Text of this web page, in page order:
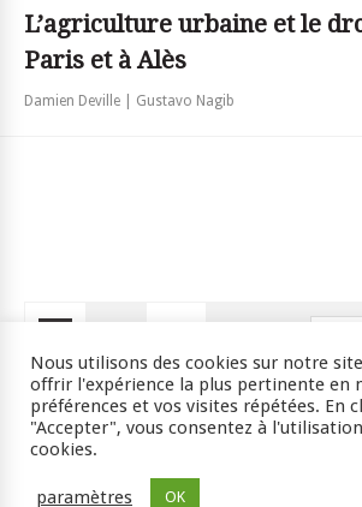
L’agriculture urbaine et le
Paris et à Alès
Damien Deville | Gustavo Nagib
Crédits RSS Plan du site
ISSN : 2105-0392 l © 2009 JSSJ
Nous utilisons des cookies sur notre
offrir l'expérience la plus pertinente en
préférences et vos visites répétées. En
"Accepter", vous consentez à
cookies.
paramètres OK